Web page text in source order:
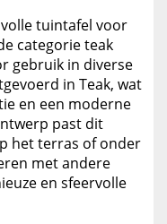
tuintafel voor
categorie teak
gebruik in diverse
in Teak, wat
en een moderne
past dit
het terras of onder
met andere
en sfeervolle